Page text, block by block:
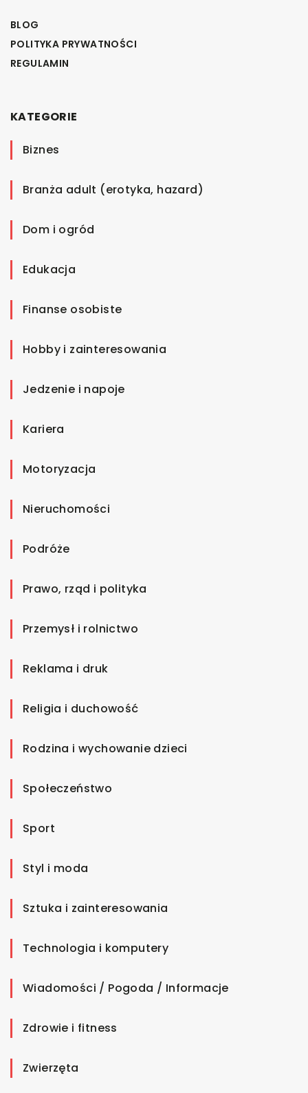
BLOG
POLITYKA PRYWATNOŚCI
REGULAMIN
KATEGORIE
Biznes
Branża adult (erotyka, hazard)
Dom i ogród
Edukacja
Finanse osobiste
Hobby i zainteresowania
Jedzenie i napoje
Kariera
Motoryzacja
Nieruchomości
Podróże
Prawo, rząd i polityka
Przemysł i rolnictwo
Reklama i druk
Religia i duchowość
Rodzina i wychowanie dzieci
Społeczeństwo
Sport
Styl i moda
Sztuka i zainteresowania
Technologia i komputery
Wiadomości / Pogoda / Informacje
Zdrowie i fitness
Zwierzęta